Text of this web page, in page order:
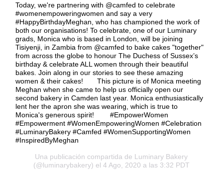
Today, we're partnering with @camfed to celebrate
#womenempoweringwomen and say a very
#HappyBirthdayMeghan, who has championed the work of
both our organisations! To celebrate, one of our Luminary
grads, Monica who is based in London, will be joining
Tisiyenji, in Zambia from @camfed to bake cakes "together"
from across the globe to honour The Duchess of Sussex’s
birthday & celebrate ALL women through their beautiful
bakes. Join along in our stories to see these amazing
women & their cakes!⠀ ⠀ This picture is of Monica meeting
Meghan when she came to help us officially open our
second bakery in Camden last year. Monica enthusiastically
lent her the apron she was wearing, which is true to
Monica's generous spirit! ⠀ ⠀ #EmpowerWomen
#Empowerment #WomenEmpoweringWomen #Celebration
#LuminaryBakery #Camfed #WomenSupportingWomen
#InspiredByMeghan
Una publicación compartida de Luminary Bakery
(@luminarybakery) el 4 Ago, 2020 a las 3:32 PDT